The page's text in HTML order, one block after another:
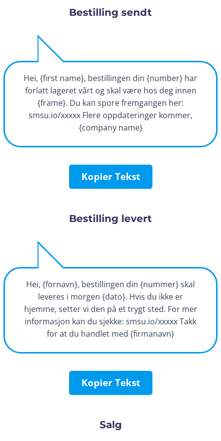
Bestilling sendt
Hei, {first name}, bestillingen din {number} har
forlatt lageret vårt og skal være hos deg innen
{frame}. Du kan spore fremgangen her:
smsu.io/xxxxx Flere oppdateringer kommer,
{company name}
Kopier Tekst
Bestilling levert
Hei, {fornavn}, bestillingen din {nummer} skal
leveres i morgen {dato}. Hvis du ikke er
hjemme, setter vi den på et trygt sted. For mer
informasjon kan du sjekke: smsu.io/xxxxx Takk
for at du handlet med {firmanavn}
Kopier Tekst
Salg